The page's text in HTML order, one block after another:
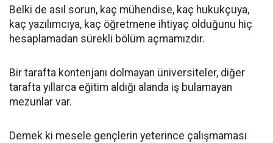
Belki de asıl sorun, kaç mühendise, kaç hukukçuya,
kaç yazılımcıya, kaç öğretmene ihtiyaç olduğunu hiç
hesaplamadan sürekli bölüm açmamızdır.
Bir tarafta kontenjanı dolmayan üniversiteler, diğer
tarafta yıllarca eğitim aldığı alanda iş bulamayan
mezunlar var.
Demek ki mesele gençlerin yeterince çalışmaması